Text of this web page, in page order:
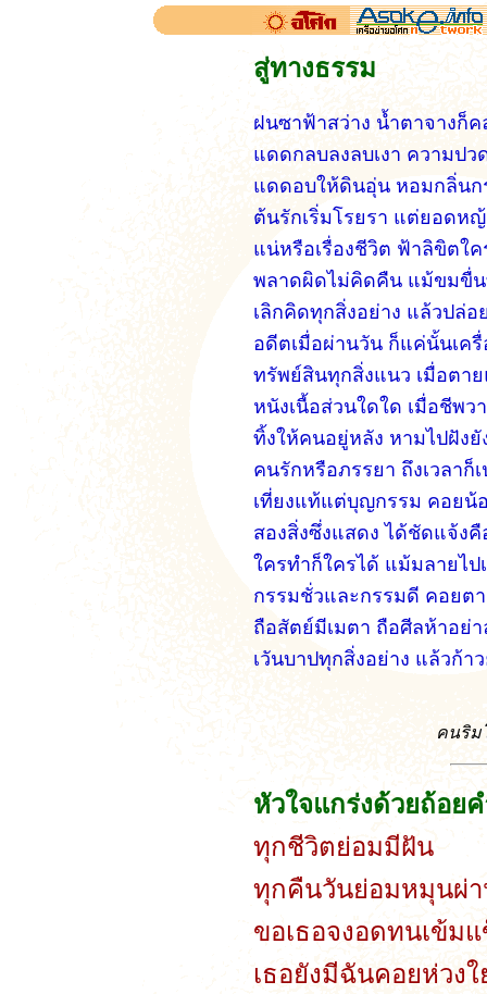
สู่ทางธรรม
ฝนซาฟ้าสว่าง น้ำตาจางก็ค
แดดกลบลงลบเงา ความป
แดดอบให้ดินอุ่น หอมกลิ่นก
ต้นรักเริ่มโรยรา แต่ยอดห
แน่หรือเรื่องชีวิต ฟ้าลิขิตใ
พลาดผิดไม่คิดคืน แม้ขมขื่
เลิกคิดทุกสิ่งอย่าง แล้วปล่อ
อดีตเมื่อผ่านวัน ก็แค่นั้นเครื่
ทรัพย์สินทุกสิ่งแนว เมื่อตา
หนังเนื้อส่วนใดใด เมื่อชีพว
ทิ้งให้คนอยู่หลัง หามไปฝังยั
คนรักหรือภรรยา ถึงเวลาก็
เที่ยงแท้แต่บุญกรรม คอยน้
สองสิ่งซึ่งแสดง ได้ชัดแจ้ง
ใครทำก็ใครได้ แม้มลายไป
กรรมชั่วและกรรมดี คอยต
ถือสัตย์มีเมตา ถือศีลห้าอย่า
เวันบาปทุกสิ่งอย่าง แล้วก้า
คนริม
หัวใจแกร่งด้วยถ้อย
ทุกชีวิตย่อมมีฝัน
ทุกคืนวันย่อมหมุนผ่า
ขอเธอจงอดทนเข้มแ
เธอยังมีฉันคอยห่วงใ